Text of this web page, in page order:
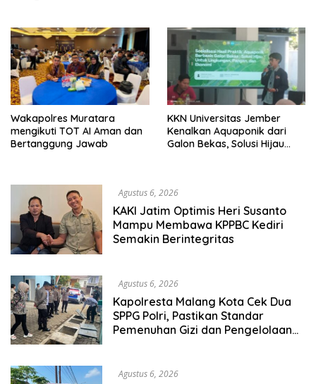
Wakapolres Muratara
mengikuti TOT AI Aman dan
Bertanggung Jawab
KKN Universitas Jember
Kenalkan Aquaponik dari
Galon Bekas, Solusi Hijau
Agustus 6, 2026
KAKI Jatim Optimis Heri Susanto
Mampu Membawa KPPBC Kediri
Semakin Berintegritas
Agustus 6, 2026
Kapolresta Malang Kota Cek Dua
SPPG Polri, Pastikan Standar
Pemenuhan Gizi dan Pengelolaan
Agustus 6, 2026